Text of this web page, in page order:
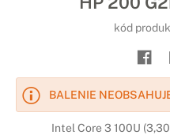
kód
BALENIE
Intel Core 3 100U